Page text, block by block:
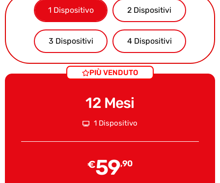
1 Dispositivo 2 Dispositivi
3 Dispositivi 4 Dispositivi
PIÙ VENDUTO
12 Mesi
1 Dispositivo
€59,90